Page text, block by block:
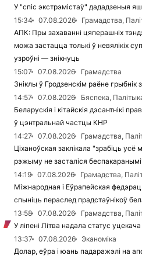
У "спіс экстрэмістаў" дададзеныя
15:34
07.08.2026
Грамадства,
АПК: Пры захаванні цяперашніх
можа застацца толькі ў невялікіх
узроўні — знікнуць
15:07
07.08.2026
Грамадства
Зніклы ў Гродзенскім раёне
14:57
07.08.2026
Бяспека,
Беларускія і кітайскія дэсантнікі
ў цэнтральнай частцы КНР
14:27
07.08.2026
Грамадства,
Ціханоўская заклікала "зрабіць
рэжыму не засталіся
14:19
07.08.2026
Грамадства,
Міжнародная і Еўрапейская
спыніць пераслед прадстаўнікоў
13:58
07.08.2026
Грамадства,
У ліпені Літва надала статус
13:37
07.08.2026
Эканоміка
Долар, еўра і юань падаражэлі на